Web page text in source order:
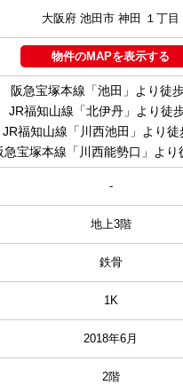
大阪府 池田市 神田 １丁目
物件のMAPを表示する
阪急宝塚本線「池田」より徒
JR福知山線「北伊丹」より徒
JR福知山線「川西池田」より徒
急宝塚本線「川西能勢口」より
-
地上3階
鉄骨
1K
2018年6月
2階